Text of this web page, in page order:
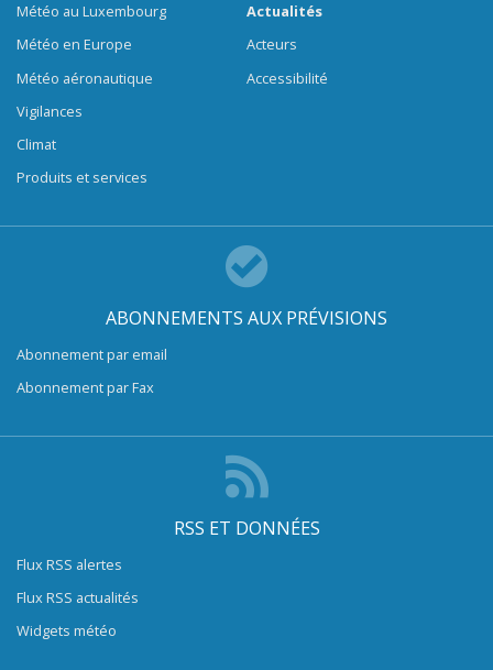
Météo au Luxembourg
Météo en Europe
Météo aéronautique
Vigilances
Climat
Produits et services
Actualités
Acteurs
Accessibilité
ABONNEMENTS AUX PRÉVISIONS
Abonnement par email
Abonnement par Fax
RSS ET DONNÉES
Flux RSS alertes
Flux RSS actualités
Widgets météo